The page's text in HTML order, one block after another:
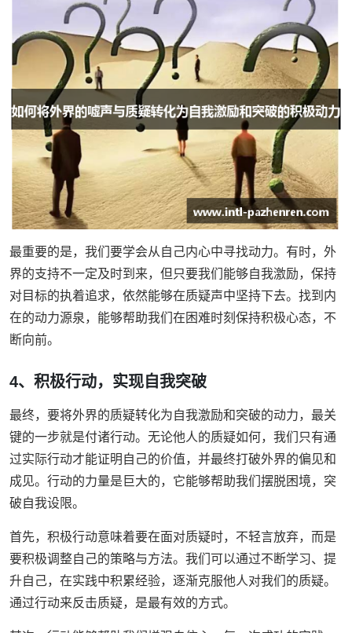
最重要的是，我们要学会从自己内心中寻找动力。有时，外
界的支持不一定及时到来，但只要我们能够自我激励，保持
对目标的执着追求，依然能够在质疑声中坚持下去。找到内
在的动力源泉，能够帮助我们在困难时刻保持积极心态，不
断向前。
4、积极行动，实现自我突破
最终，要将外界的质疑转化为自我激励和突破的动力，最关
键的一步就是付诸行动。无论他人的质疑如何，我们只有通
过实际行动才能证明自己的价值，并最终打破外界的偏见和
成见。行动的力量是巨大的，它能够帮助我们摆脱困境，突
破自我设限。
首先，积极行动意味着要在面对质疑时，不轻言放弃，而是
要积极调整自己的策略与方法。我们可以通过不断学习、提
升自己，在实践中积累经验，逐渐克服他人对我们的质疑。
通过行动来反击质疑，是最有效的方式。